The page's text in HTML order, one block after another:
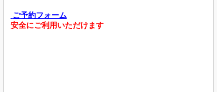
ご予約フォーム
安全にご利用いただけます